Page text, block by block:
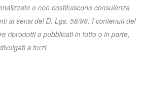
e non costituiscono consulenza
ai sensi del D. Lgs. 58/98. I contenuti del
riprodotti o pubblicati in tutto o in parte,
a terzi.